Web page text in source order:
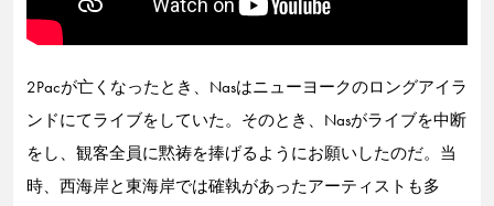
2Pacが亡くなったとき、Nasはニューヨークのロングアイラ
ンドにてライブをしていた。そのとき、Nasがライブを中断
をし、観客全員に黙祷を捧げるようにお願いしたのだ。当
時、西海岸と東海岸では確執があったアーティストも多